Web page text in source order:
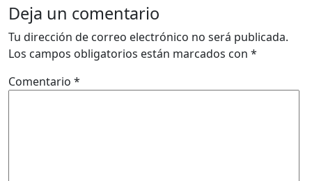
Deja un comentario
Tu dirección de correo electrónico no será publicada.
Los campos obligatorios están marcados con *
Comentario *